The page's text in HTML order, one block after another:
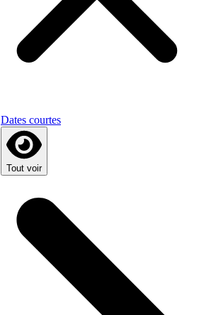
Dates courtes
Tout voir